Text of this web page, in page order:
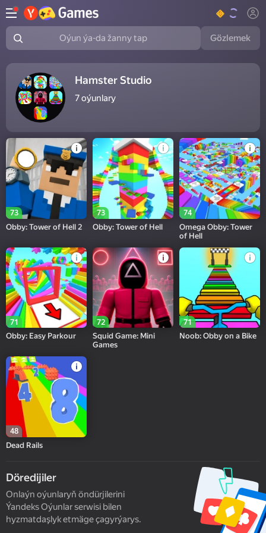
Oýun ýa-da žanny tap Gözlemek
Hamster Studio
7oýunlary
73
Obby: Tower of Hell 2
73
Obby: Tower of Hell
74
Omega Obby: Tower
of Hell
71
Obby: Easy Parkour
72
Squid Game: Mini
Games
71
Noob: Obby on a Bike
48
Dead Rails
Döredijiler
Onlaýn oýunlaryň öndürjilerini
Ýandeks Oýunlar serwisi bilen
hyzmatdaşlyk etmäge çagyrýarys.